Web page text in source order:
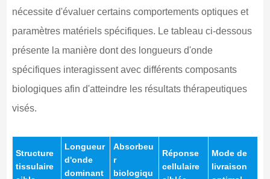
nécessite d'évaluer certains comportements optiques et
paramètres matériels spécifiques. Le tableau ci-dessous
présente la manière dont des longueurs d'onde
spécifiques interagissent avec différents composants
biologiques afin d'atteindre les résultats thérapeutiques
visés.
Structure
tissulaire
Longueur
d'onde
dominant
Absorbeu
r
biologiqu
Réponse
cellulaire
Mode de
livraison